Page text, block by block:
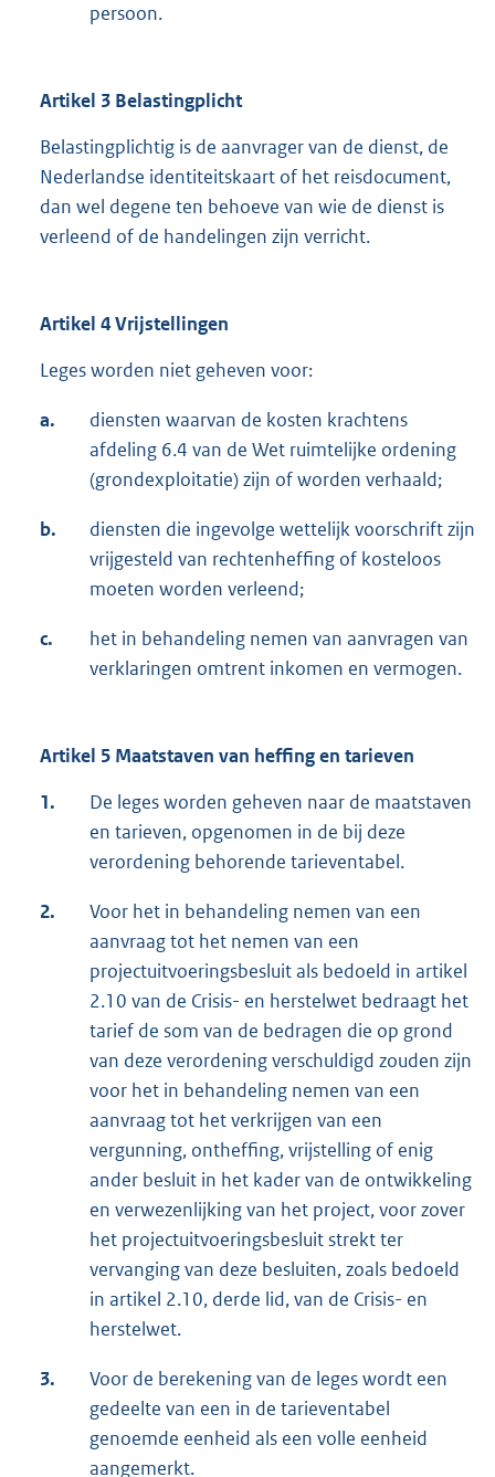
persoon.
Artikel 3 Belastingplicht
Belastingplichtig is de aanvrager van de dienst, de
Nederlandse identiteitskaart of het reisdocument,
dan wel degene ten behoeve van wie de dienst is
verleend of de handelingen zijn verricht.
Artikel 4 Vrijstellingen
Leges worden niet geheven voor:
a.
diensten waarvan de kosten krachtens
afdeling 6.4 van de Wet ruimtelijke ordening
(grondexploitatie) zijn of worden verhaald;
b.
diensten die ingevolge wettelijk voorschrift zijn
vrijgesteld van rechtenheffing of kosteloos
moeten worden verleend;
c.
het in behandeling nemen van aanvragen van
verklaringen omtrent inkomen en vermogen.
Artikel 5 Maatstaven van heffing en tarieven
1.
De leges worden geheven naar de maatstaven
en tarieven, opgenomen in de bij deze
verordening behorende tarieventabel.
2.
Voor het in behandeling nemen van een
aanvraag tot het nemen van een
projectuitvoeringsbesluit als bedoeld in artikel
2.10 van de Crisis- en herstelwet bedraagt het
tarief de som van de bedragen die op grond
van deze verordening verschuldigd zouden zijn
voor het in behandeling nemen van een
aanvraag tot het verkrijgen van een
vergunning, ontheffing, vrijstelling of enig
ander besluit in het kader van de ontwikkeling
en verwezenlijking van het project, voor zover
het projectuitvoeringsbesluit strekt ter
vervanging van deze besluiten, zoals bedoeld
in artikel 2.10, derde lid, van de Crisis- en
herstelwet.
3.
Voor de berekening van de leges wordt een
gedeelte van een in de tarieventabel
genoemde eenheid als een volle eenheid
aangemerkt.